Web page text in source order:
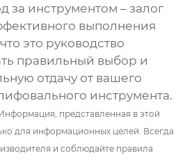
за инструментом – залог
выполнения
это руководство
правильный выбор и
отдачу от вашего
инструмента.
представленная в этой
для информационных целей. Всегда
и соблюдайте правила